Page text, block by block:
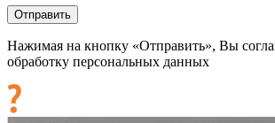
Нажимая на кнопку «Отправить», Вы
обработку персональных данных